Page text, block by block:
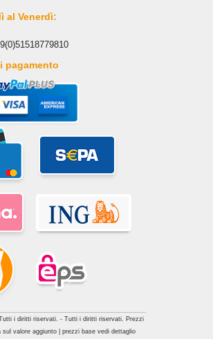
al Venerdì:
pagamento
i diritti riservati. - Tutti i diritti riservati. Prezzi
sul valore aggiunto | prezzi base vedi dettaglio